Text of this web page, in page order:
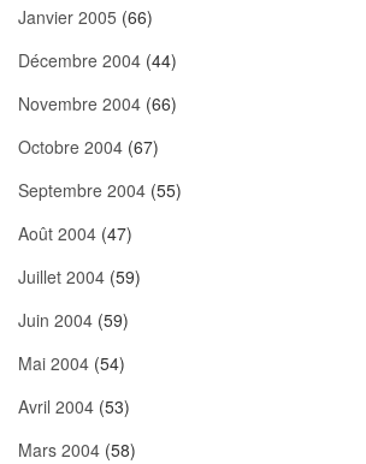
Janvier 2005 (66)
Décembre 2004 (44)
Novembre 2004 (66)
Octobre 2004 (67)
Septembre 2004 (55)
Août 2004 (47)
Juillet 2004 (59)
Juin 2004 (59)
Mai 2004 (54)
Avril 2004 (53)
Mars 2004 (58)